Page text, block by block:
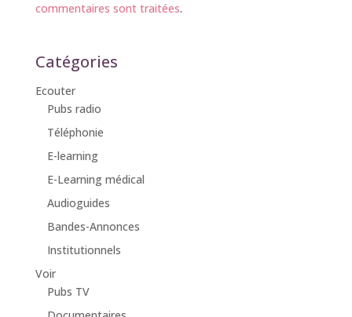
commentaires sont traitées.
Catégories
Ecouter
Pubs radio
Téléphonie
E-learning
E-Learning médical
Audioguides
Bandes-Annonces
Institutionnels
Voir
Pubs TV